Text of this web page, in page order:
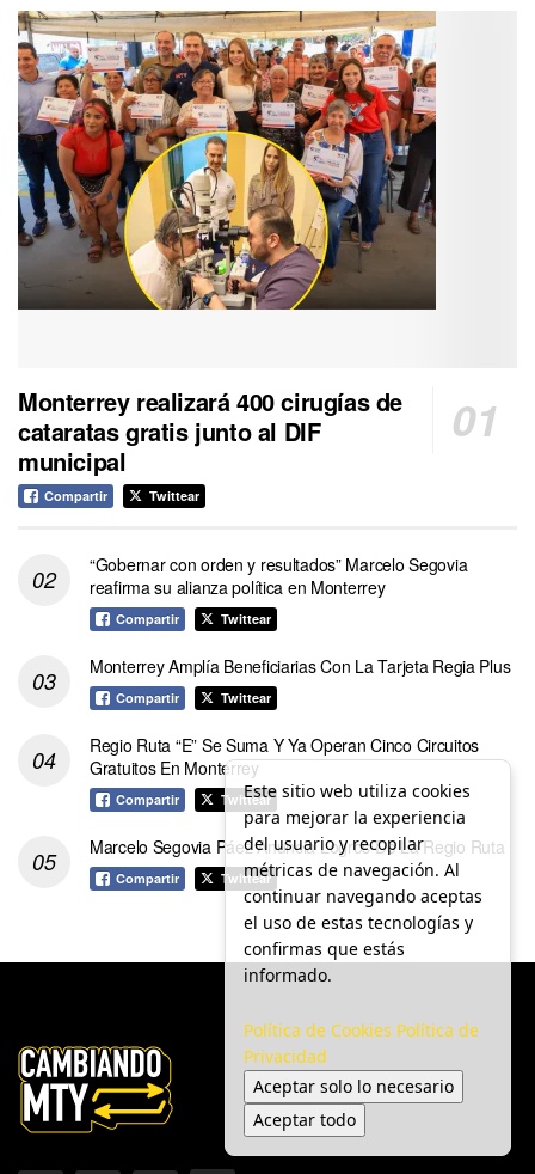
Monterrey realizará 400 cirugías de
cataratas gratis junto al DIF
municipal
Compartir Twittear
“Gobernar con orden y resultados” Marcelo Segovia
reafirma su alianza política en Monterrey
Compartir Twittear
Monterrey Amplía Beneficiarias Con La Tarjeta Regia Plus
Compartir Twittear
Regio Ruta “E” Se Suma Y Ya Operan Cinco Circuitos
Gratuitos En Monterrey
Compartir Twittear
Marcelo Segovia Páez Anuncia Logros De La Regio Ruta
Compartir Twittear
Este sitio web utiliza cookies
para mejorar la experiencia
del usuario y recopilar
métricas de navegación. Al
continuar navegando aceptas
el uso de estas tecnologías y
confirmas que estás
informado.
Política de Cookies Política de
Privacidad
Aceptar solo lo necesario
Aceptar todo